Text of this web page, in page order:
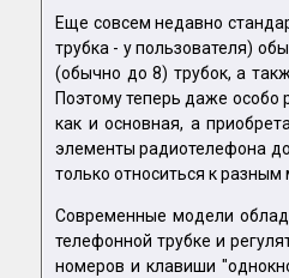
Еще совсем недавно
трубка - у пользователя)
(обычно до 8) трубок, а
Поэтому теперь даже особо
как и основная, а
элементы радиотелефона
только относиться к
Современные модели
телефонной трубке и
номеров и клавиши